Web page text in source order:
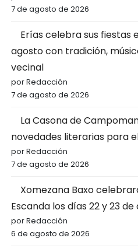
7 de agosto de 2026
Erías celebra sus fiestas
agosto con tradición,
vecinal
por Redacción
7 de agosto de 2026
La Casona de
novedades literarias para
por Redacción
7 de agosto de 2026
Xomezana Baxo
Escanda los días 22 y 23
por Redacción
6 de agosto de 2026